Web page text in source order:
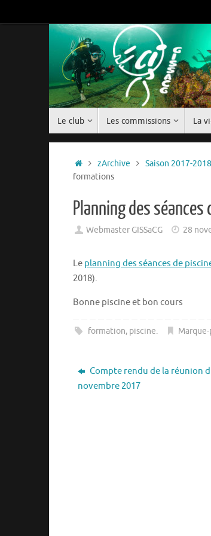
au
Le club Les commissions La
Accueil
zArchive Saison 2017-2018
formations
Planning des
Webmaster GISSaCG 28
Le planning des séances de
2018).
Bonne piscine et bon cours
formation, piscine. Marque-
Compte rendu de la réunion
novembre 2017